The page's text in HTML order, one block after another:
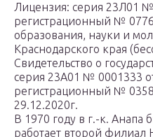
Лицензия: серия 23Л01
регистрационный №
образования, науки и
Краснодарского края
Свидетельство о
серия 23А01 № 0001333
регистрационный №
29.12.2020г.
В 1970 году в г.-к. Анапа
работает второй филиал